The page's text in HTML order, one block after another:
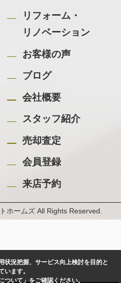
リフォーム・
リノベーション
お客様の声
ブログ
会社概要
スタッフ紹介
売却査定
会員登録
来店予約
ホームズ All Rights Reserved.
状況把握、サービス向上検討を目的と
います。
ついて」をご確認ください。